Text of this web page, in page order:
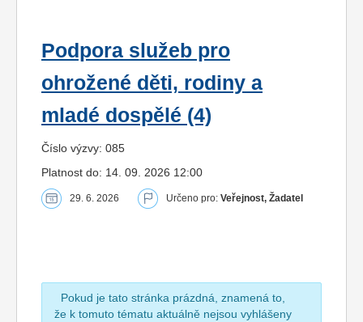
Podpora služeb pro
ohrožené děti, rodiny a
mladé dospělé (4)
Číslo výzvy: 085
Platnost do: 14. 09. 2026 12:00
29. 6. 2026 Určeno pro: Veřejnost, Žadatel
Pokud je tato stránka prázdná, znamená to,
že k tomuto tématu aktuálně nejsou vyhlášeny